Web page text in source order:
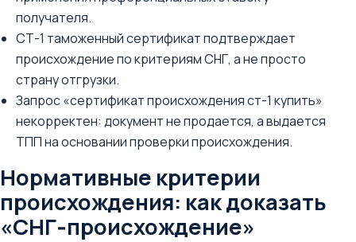
получателя.
СТ-1 таможенный сертификат подтверждает
происхождение по критериям СНГ, а не просто
страну отгрузки.
Запрос «сертификат происхождения ст-1 купить»
некорректен: документ не продается, а выдается
ТПП на основании проверки происхождения.
Нормативные критерии
происхождения: как доказать
«СНГ‑происхождение»